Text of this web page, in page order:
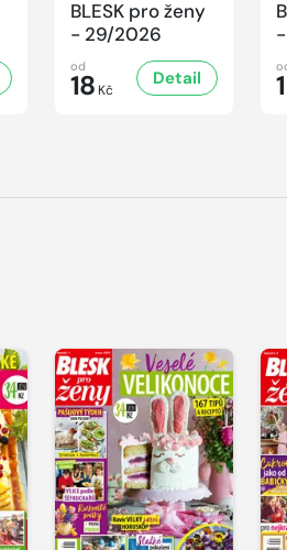
BLESK pro ženy
- 29/2026
od
18 Kč
Detail